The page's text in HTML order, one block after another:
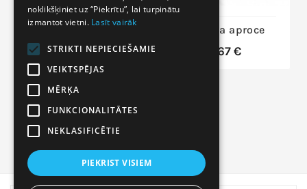
Sudraba aproce
2600309(PRh-
Gr)_AM, Sudrabs
925°, rodijs
(pārklājums),
Ametists
Sudraba aproce
51,67 €
noklikšķiniet uz “Piekrītu”, lai turpinātu
izmantot vietni. Lasīt vairāk
STRIKTI NEPIECIEŠAMIE
VEIKTSPĒJAS
MĒRĶA
FUNKCIONALITĀTES
NEKLASIFICĒTIE
PIEKRIST VISIEM